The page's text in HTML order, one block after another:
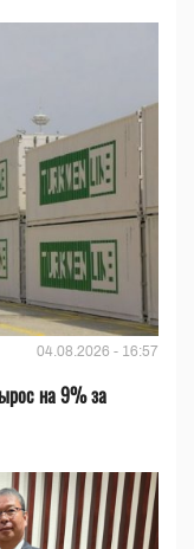
04.08.2026 - 16:57
на 9% за